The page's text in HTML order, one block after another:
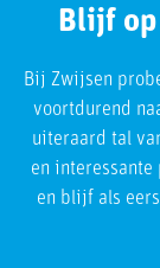
Blijf op
Bij Zwijsen
voortdurend
uiteraard tal
en
en blijf als